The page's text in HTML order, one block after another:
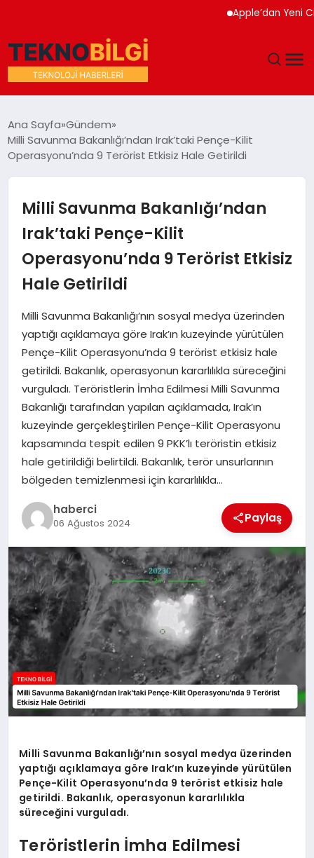
Apple’dan Yeni
MAGAZIN
SIYASET
SPOR
TEKNOLOJI
YAŞAM
Ana Sayfa Gündem
Milli Savunma Bakanlığı’ndan Irak’taki Pençe-Kilit
Operasyonu’nda 9 Terörist Etkisiz Hale Getirildi
Milli Savunma Bakanlığı’ndan
Irak’taki Pençe-Kilit
Operasyonu’nda 9 Terörist Etkisiz
Hale Getirildi
Milli Savunma Bakanlığı’nın sosyal medya üzerinden
yaptığı açıklamaya göre Irak’ın kuzeyinde yürütülen
Pençe-Kilit Operasyonu’nda 9 terörist etkisiz hale
getirildi. Bakanlık, operasyonun kararlılıkla süreceğini
vurguladı. Teröristlerin İmha Edilmesi Milli Savunma
Bakanlığı tarafından yapılan açıklamada, Irak’ın
kuzeyinde gerçekleştirilen Pençe-Kilit Operasyonu
kapsamında tespit edilen 9 PKK’lı teröristin etkisiz
hale getirildiği belirtildi. Bakanlık, terör unsurlarının
bölgeden temizlenmesi için kararlılıkla…
haberci
06 Ağustos 2024 Paylaş
Milli Savunma Bakanlığı’nın sosyal medya üzerinden
yaptığı açıklamaya göre Irak’ın kuzeyinde yürütülen
Pençe-Kilit Operasyonu’nda 9 terörist etkisiz hale
getirildi. Bakanlık, operasyonun kararlılıkla
süreceğini vurguladı.
Teröristlerin İmha Edilmesi